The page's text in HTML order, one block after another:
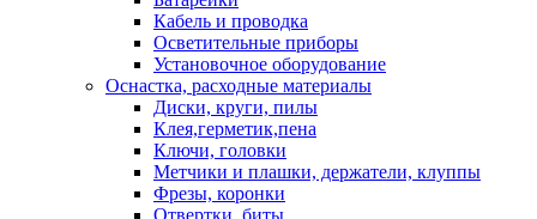
Кабель и проводка
Осветительные приборы
Установочное оборудование
Оснастка, расходные материалы
Диски, круги, пилы
Клея,герметик,пена
Ключи, головки
Метчики и плашки, держатели, клуппы
Фрезы, коронки
Отвертки, биты